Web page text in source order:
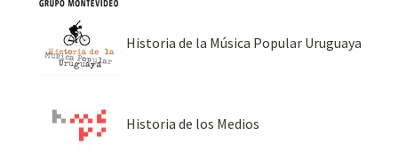
Historia de la Música Popular Uruguaya
Historia de los Medios